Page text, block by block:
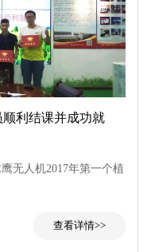
利结课并成功就
无人机2017年第一个植